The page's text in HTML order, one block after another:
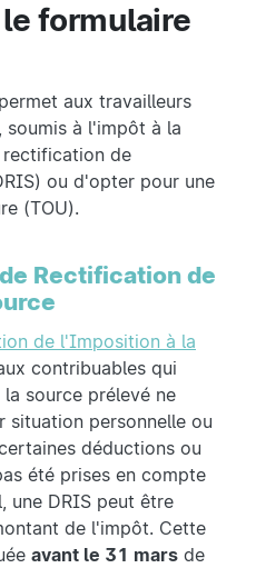
formulaire
permet aux travailleurs
soumis à l'impôt à la
rectification de
ou d'opter pour une
(TOU).
Rectification de
de l'Imposition à la
contribuables qui
source prélevé ne
situation personnelle ou
déductions ou
été prises en compte
une DRIS peut être
de l'impôt. Cette
avant le 31 mars de